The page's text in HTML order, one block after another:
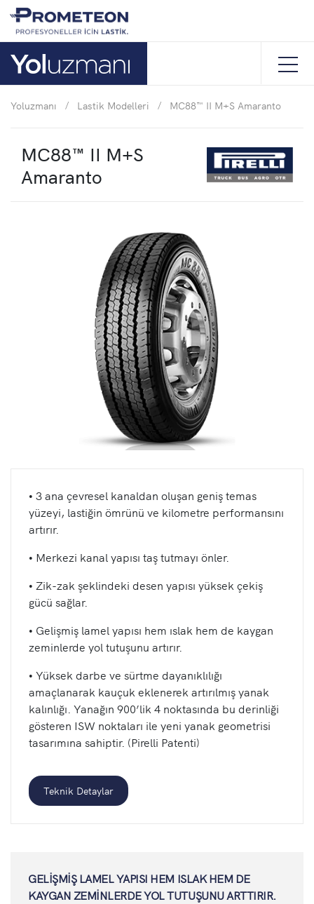
Yoluzmanı / Lastik Modelleri / MC88™ II M+S Amaranto
MC88™ II M+S
Amaranto
• 3 ana çevresel kanaldan oluşan geniş temas
yüzeyi, lastiğin ömrünü ve kilometre performansını
artırır.
• Merkezi kanal yapısı taş tutmayı önler.
• Zik-zak şeklindeki desen yapısı yüksek çekiş
gücü sağlar.
• Gelişmiş lamel yapısı hem ıslak hem de kaygan
zeminlerde yol tutuşunu artırır.
• Yüksek darbe ve sürtme dayanıklılığı
amaçlanarak kauçuk eklenerek artırılmış yanak
kalınlığı. Yanağın 900’lik 4 noktasında bu derinliği
gösteren ISW noktaları ile yeni yanak geometrisi
tasarımına sahiptir. (Pirelli Patenti)
Teknik Detaylar
GELİŞMİŞ LAMEL YAPISI HEM ISLAK HEM DE
KAYGAN ZEMİNLERDE YOL TUTUŞUNU ARTTIRIR.